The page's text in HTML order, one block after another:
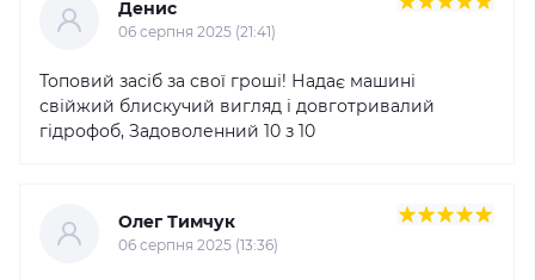
Денис
06 серпня 2025 (21:41)
Топовий засіб за свої гроші! Надає машині
свійжий блискучий вигляд і довготривалий
гідрофоб, Задоволенний 10 з 10
Олег Тимчук
06 серпня 2025 (13:36)